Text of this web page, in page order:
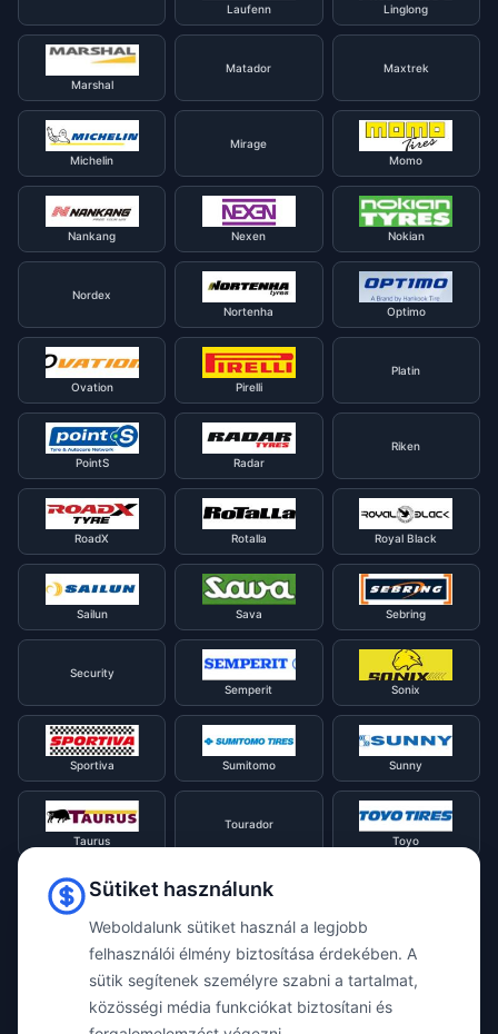
Laufenn
Linglong
Marshal
Matador Maxtrek
Michelin
Mirage
Momo
Nankang Nexen Nokian
Nordex
Nortenha
Optimo
Ovation Pirelli
Platin
PointS Radar
Riken
RoadX Rotalla Royal Black
Sailun Sava Sebring
Security
Semperit
Sonix
Sportiva Sumitomo Sunny
Taurus
Tourador
Toyo
Tracmax
Uniroyal
Viking Voyager
Sütiket használunk
Weboldalunk sütiket használ a legjobb
felhasználói élmény biztosítása érdekében. A
sütik segítenek személyre szabni a tartalmat,
közösségi média funkciókat biztosítani és